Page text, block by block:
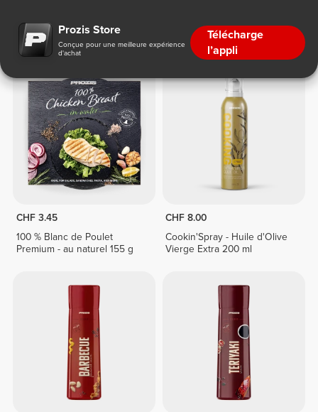
Prozis Store
Conçue pour une meilleure expérience
d'achat
Télécharge
l’appli
Prêt-à-Cuisiner
CHF 3.45
100 % Blanc de Poulet
Premium - au naturel 155 g
CHF 8.00
Cookin'Spray - Huile d'Olive
Vierge Extra 200 ml